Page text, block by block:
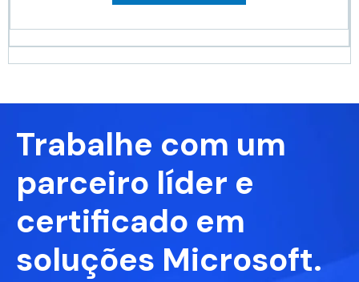
Trabalhe com um
parceiro líder e
certificado em
soluções Microsoft.